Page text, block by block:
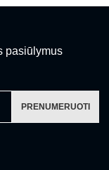
pasiūlymus
PRENUMERUOTI